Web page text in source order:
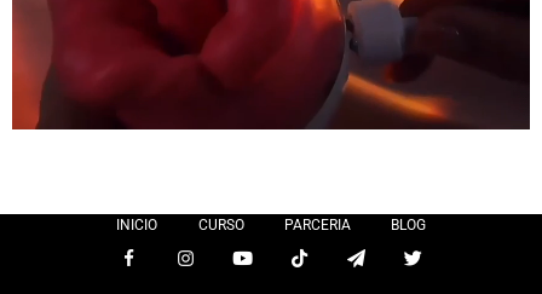
INICIO CURSO PARCERIA BLOG